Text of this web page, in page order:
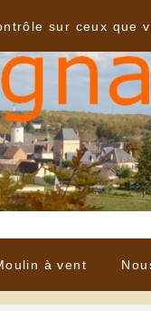
à vent
sur ceux que